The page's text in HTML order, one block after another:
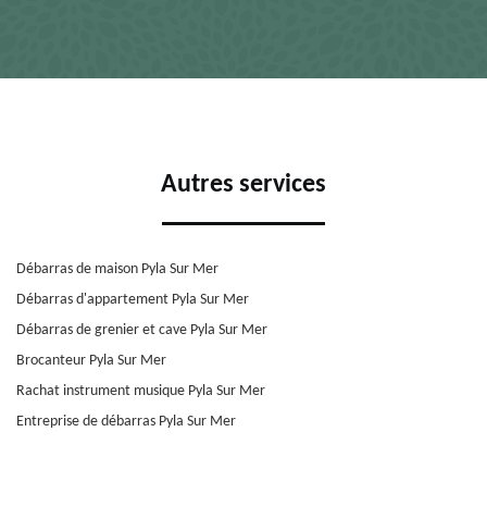
Autres services
Débarras de maison Pyla Sur Mer
Débarras d'appartement Pyla Sur Mer
Débarras de grenier et cave Pyla Sur Mer
Brocanteur Pyla Sur Mer
Rachat instrument musique Pyla Sur Mer
Entreprise de débarras Pyla Sur Mer